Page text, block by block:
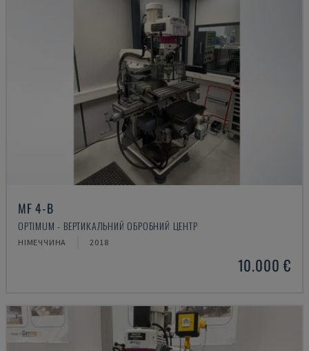
MF 4-B
OPTIMUM - ВЕРТИКАЛЬНИЙ ОБРОБНИЙ ЦЕНТР
НІМЕЧЧИНА 2018
10.000 €